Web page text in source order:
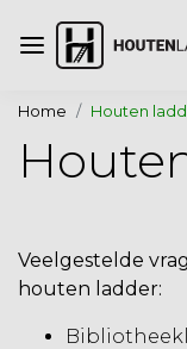
Home Houten
Veelgestelde
houten ladder: